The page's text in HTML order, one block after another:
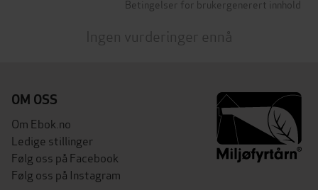
Betingelser for brukergenerert innhold
Ingen vurderinger ennå
OM OSS
Om Ebok.no
Ledige stillinger
Følg oss på Facebook
Følg oss på Instagram